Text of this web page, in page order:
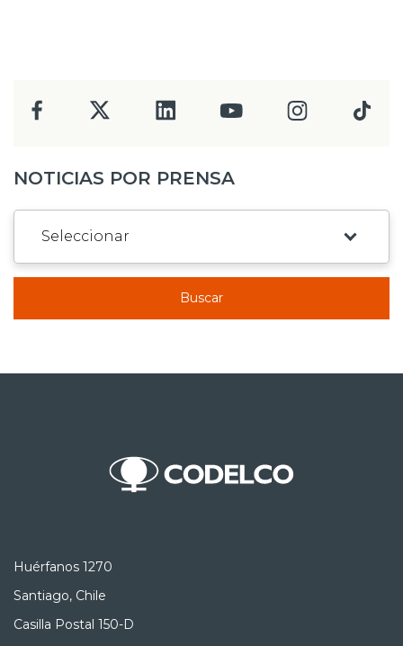
NOTICIAS POR PRENSA
Buscar
Huérfanos 1270
Santiago, Chile
Casilla Postal 150-D